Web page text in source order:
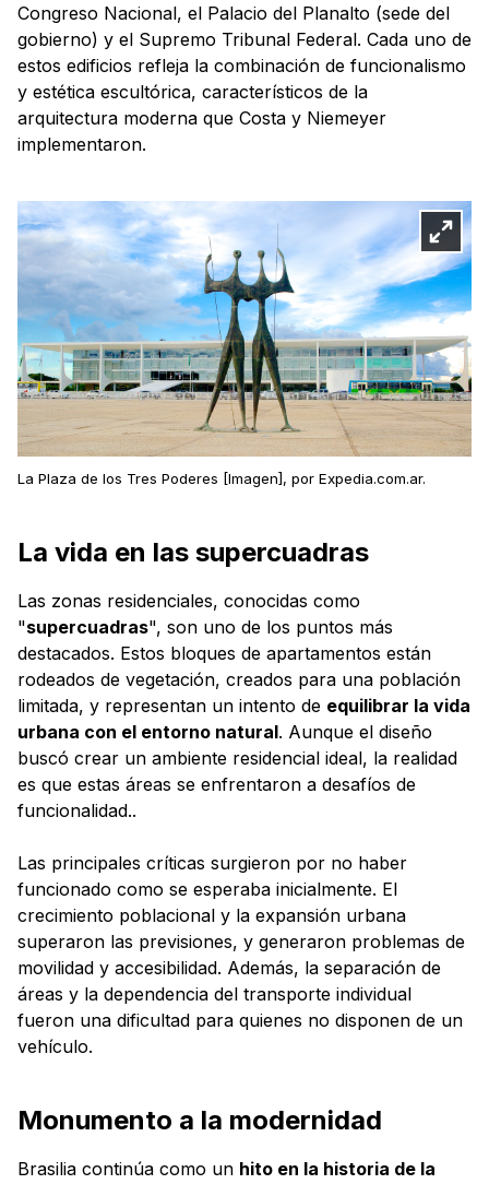
Congreso Nacional, el Palacio del Planalto (sede del
gobierno) y el Supremo Tribunal Federal. Cada uno de
estos edificios refleja la combinación de funcionalismo
y estética escultórica, característicos de la
arquitectura moderna que Costa y Niemeyer
implementaron.
La Plaza de los Tres Poderes [Imagen], por Expedia.com.ar.
La vida en las supercuadras
Las zonas residenciales, conocidas como
"supercuadras", son uno de los puntos más
destacados. Estos bloques de apartamentos están
rodeados de vegetación, creados para una población
limitada, y representan un intento de equilibrar la vida
urbana con el entorno natural. Aunque el diseño
buscó crear un ambiente residencial ideal, la realidad
es que estas áreas se enfrentaron a desafíos de
funcionalidad..
Las principales críticas surgieron por no haber
funcionado como se esperaba inicialmente. El
crecimiento poblacional y la expansión urbana
superaron las previsiones, y generaron problemas de
movilidad y accesibilidad. Además, la separación de
áreas y la dependencia del transporte individual
fueron una dificultad para quienes no disponen de un
vehículo.
Monumento a la modernidad
Brasilia continúa como un hito en la historia de la